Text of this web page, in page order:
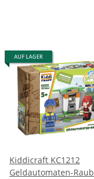
AUF LAGER
Kiddicraft KC1212
Geldautomaten-Raub